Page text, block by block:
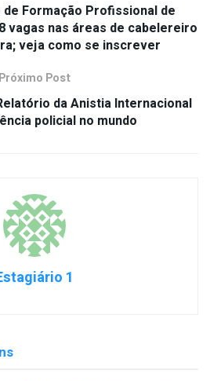
de Formação Profissional de
vagas nas áreas de cabelereiro
veja como se inscrever
Próximo Post
da Anistia Internacional
policial no mundo
1